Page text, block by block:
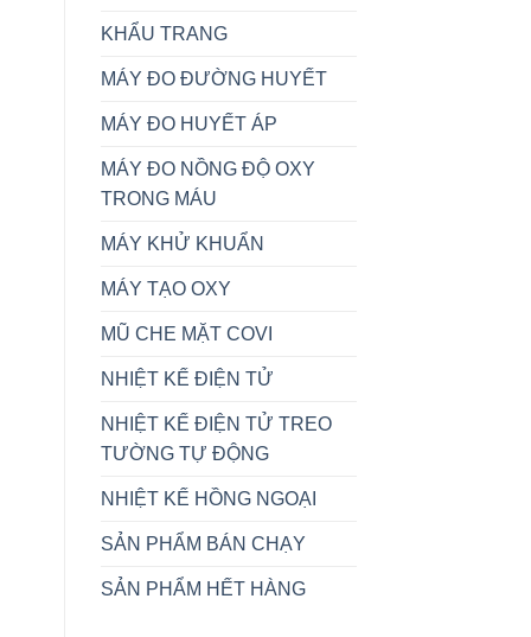
KHẨU TRANG
MÁY ĐO ĐƯỜNG HUYẾT
MÁY ĐO HUYẾT ÁP
MÁY ĐO NỒNG ĐỘ OXY
TRONG MÁU
MÁY KHỬ KHUẨN
MÁY TẠO OXY
MŨ CHE MẶT COVI
NHIỆT KẾ ĐIỆN TỬ
NHIỆT KẾ ĐIỆN TỬ TREO
TƯỜNG TỰ ĐỘNG
NHIỆT KẾ HỒNG NGOẠI
SẢN PHẨM BÁN CHẠY
SẢN PHẨM HẾT HÀNG